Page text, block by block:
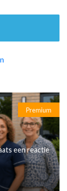
Premium
een reactie